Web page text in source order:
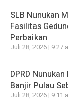
SLB Nunukan
Fasilitas
Perbaikan
Juli 28, 2026 | 9:27
DPRD
Banjir Pulau
Juli 28, 2026 | 9:11